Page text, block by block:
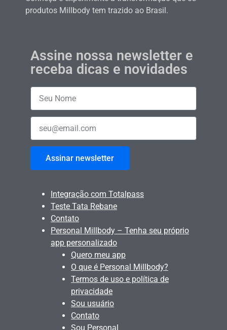
produtos Millbody tem trazido ao Brasil.
Assine nossa newsletter e
receba dicas e novidades
Assinar newsletter
Integração com Totalpass
Teste Tata Rebane
Contato
Personal Millbody – Tenha seu próprio
app personalizado
Quero meu app
O que é Personal Millbody?
Termos de uso e política de
privacidade
Sou usuário
Contato
Sou Personal